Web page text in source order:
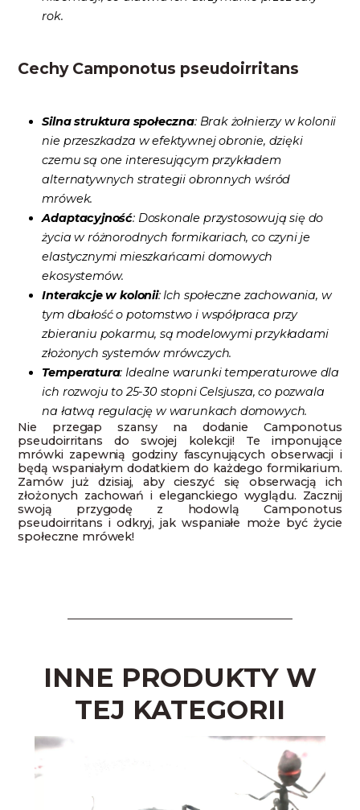
rok.
Cechy Camponotus pseudoirritans
Silna struktura społeczna: Brak żołnierzy w kolonii
nie przeszkadza w efektywnej obronie, dzięki
czemu są one interesującym przykładem
alternatywnych strategii obronnych wśród
mrówek.
Adaptacyjność: Doskonale przystosowują się do
życia w różnorodnych formikariach, co czyni je
elastycznymi mieszkańcami domowych
ekosystemów.
Interakcje w kolonii: Ich społeczne zachowania, w
tym dbałość o potomstwo i współpraca przy
zbieraniu pokarmu, są modelowymi przykładami
złożonych systemów mrówczych.
Temperatura: Idealne warunki temperaturowe dla
ich rozwoju to 25-30 stopni Celsjusza, co pozwala
na łatwą regulację w warunkach domowych.
Nie przegap szansy na dodanie Camponotus
pseudoirritans do swojej kolekcji! Te imponujące
mrówki zapewnią godziny fascynujących obserwacji i
będą wspaniałym dodatkiem do każdego formikarium.
Zamów już dzisiaj, aby cieszyć się obserwacją ich
złożonych zachowań i eleganckiego wyglądu. Zacznij
swoją przygodę z hodowlą Camponotus
pseudoirritans i odkryj, jak wspaniałe może być życie
społeczne mrówek!
INNE PRODUKTY W
TEJ KATEGORII